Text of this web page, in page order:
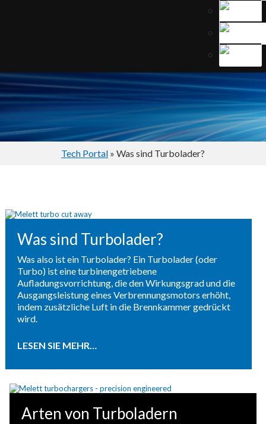
Tech Portal » Was sind Turbolader?
Was sind Turbolader?
Was also ist ein Turbolader? Ein Turbolader (oder
Turbo) ist eine turbinengetriebene
Aufladungsvorrichtung, die den Wirkungsgrad und die
Ausgangsleistung eines Verbrennungsmotors erhöht,
indem zusätzliche Luft in die Brennkammer gedrückt
wird.
LESEN SIE MEHR…
Arten von Turboladern